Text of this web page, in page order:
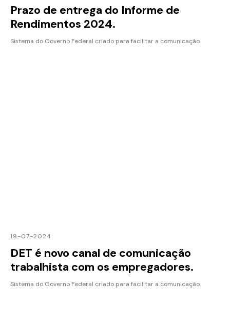
Prazo de entrega do Informe de
Rendimentos 2024.
Sistema do Governo Federal criado para facilitar a comunicação.
19-07-2024
DET é novo canal de comunicação
trabalhista com os empregadores.
Sistema do Governo Federal criado para facilitar a comunicação.